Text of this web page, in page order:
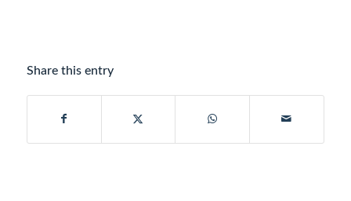
Share this entry